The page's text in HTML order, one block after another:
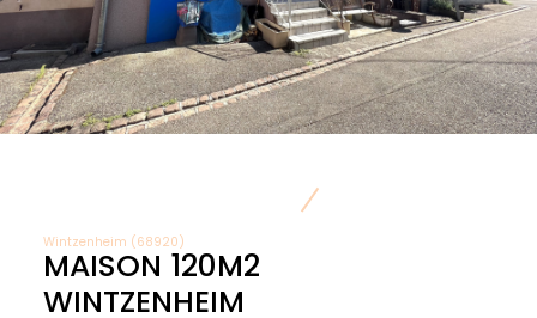
Wintzenheim (68920)
MAISON 120M2
WINTZENHEIM